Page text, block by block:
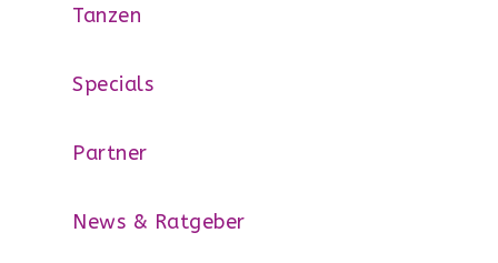
Tanzen
Specials
Partner
News & Ratgeber